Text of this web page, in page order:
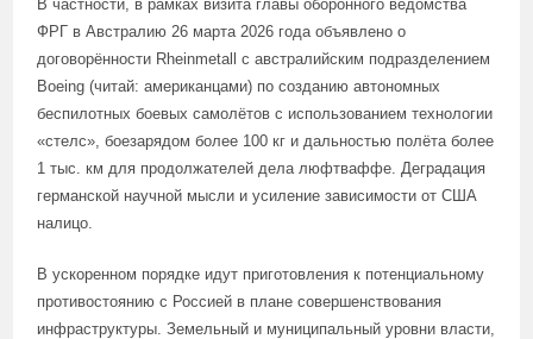
В частности, в рамках визита главы оборонного ведомства
ФРГ в Австралию 26 марта 2026 года объявлено о
договорённости Rheinmetall с австралийским подразделением
Boeing (читай: американцами) по созданию автономных
беспилотных боевых самолётов с использованием технологии
«стелс», боезарядом более 100 кг и дальностью полёта более
1 тыс. км для продолжателей дела люфтваффе. Деградация
германской научной мысли и усиление зависимости от США
налицо.
В ускоренном порядке идут приготовления к потенциальному
противостоянию с Россией в плане совершенствования
инфраструктуры. Земельный и муниципальный уровни власти,